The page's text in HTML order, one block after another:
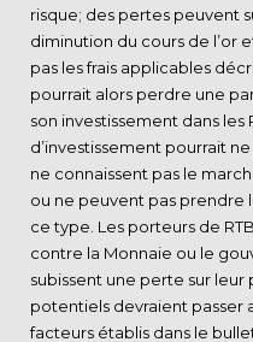
risque; des pertes peuvent
diminution du cours de l’or
pas les frais applicables
pourrait alors perdre une
son investissement dans les
d’investissement pourrait
ne connaissent pas le
ou ne peuvent pas prendre
ce type. Les porteurs de
contre la Monnaie ou le
subissent une perte sur leur
potentiels devraient passer
facteurs établis dans le